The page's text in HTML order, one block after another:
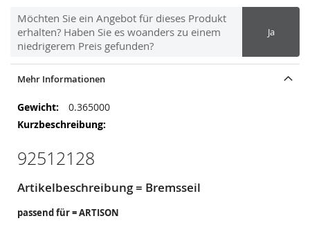
Möchten Sie ein Angebot für dieses Produkt
erhalten? Haben Sie es woanders zu einem
niedrigerem Preis gefunden?
Ja
Mehr Informationen
Mehr
Informationen
0.365000
92512128
Artikelbeschreibung = Bremsseil
passend für = ARTISON